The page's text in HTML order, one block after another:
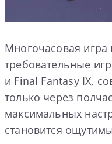
Многочасовая
требовательные
и Final Fantasy IX,
только через
максимальных
становится